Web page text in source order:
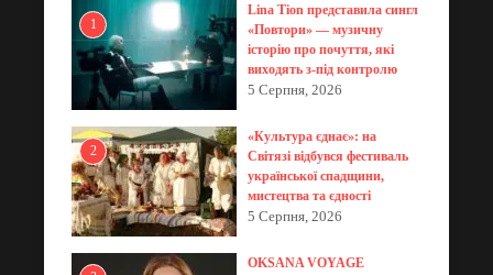
1
Lina Tion представила сингл
«Повтори» — музичну
історію про почуття, які
виходять з-під контролю
5 Серпня, 2026
2
«Культура єднає»: на
Світязі відбувся фестиваль
української спадщини,
мистецтва та єдності
5 Серпня, 2026
OKSANA VOYAGE